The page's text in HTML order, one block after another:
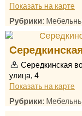
Показать на карте
Рубрики:
Середкинская
улица, 4
Показать на карте
Рубрики: